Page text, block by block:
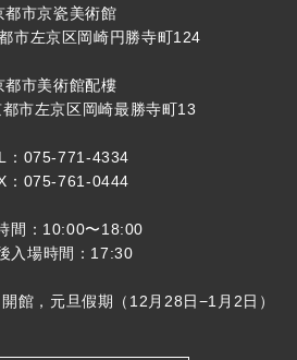
都市京瓷美術館
市左京区岡崎円勝寺町124
都市美術館配樓
市左京区岡崎最勝寺町13
：075-771-4334
：075-761-0444
間：10:00〜18:00
入場時間：17:30
館，元旦假期（12月28日−1月2日）